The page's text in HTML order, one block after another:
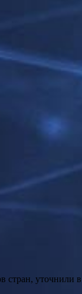
уточнили